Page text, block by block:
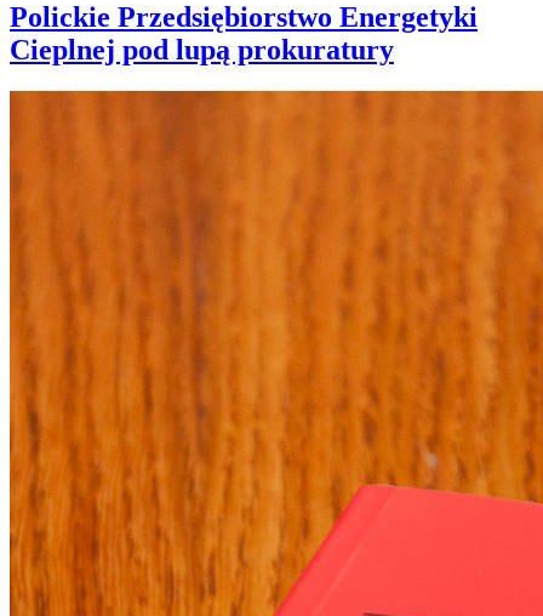
Polickie Przedsiębiorstwo Energetyki
Cieplnej pod lupą prokuratury